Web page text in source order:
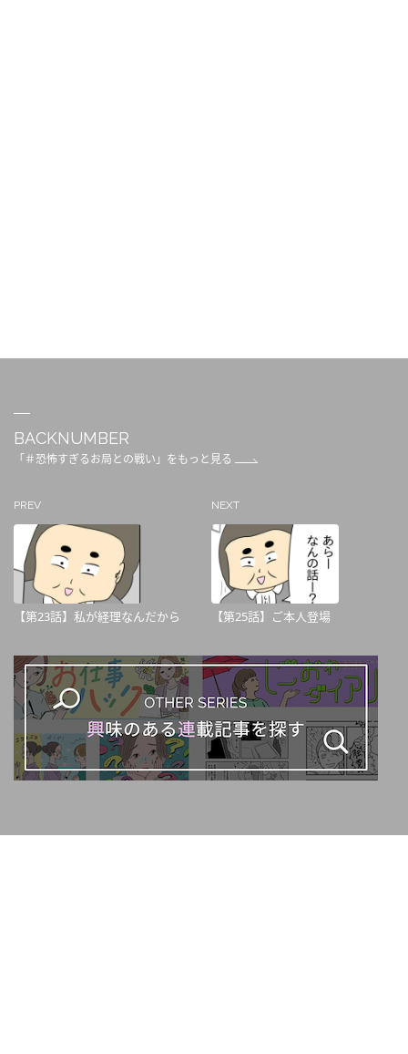
BACKNUMBER
「＃恐怖すぎるお局との戦い」をもっと見る
PREV
【第23話】私が経理なんだから
NEXT
【第25話】ご本人登場